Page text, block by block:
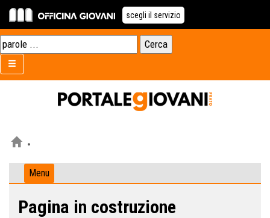
scegli il servizio
Menu
Pagina in costruzione